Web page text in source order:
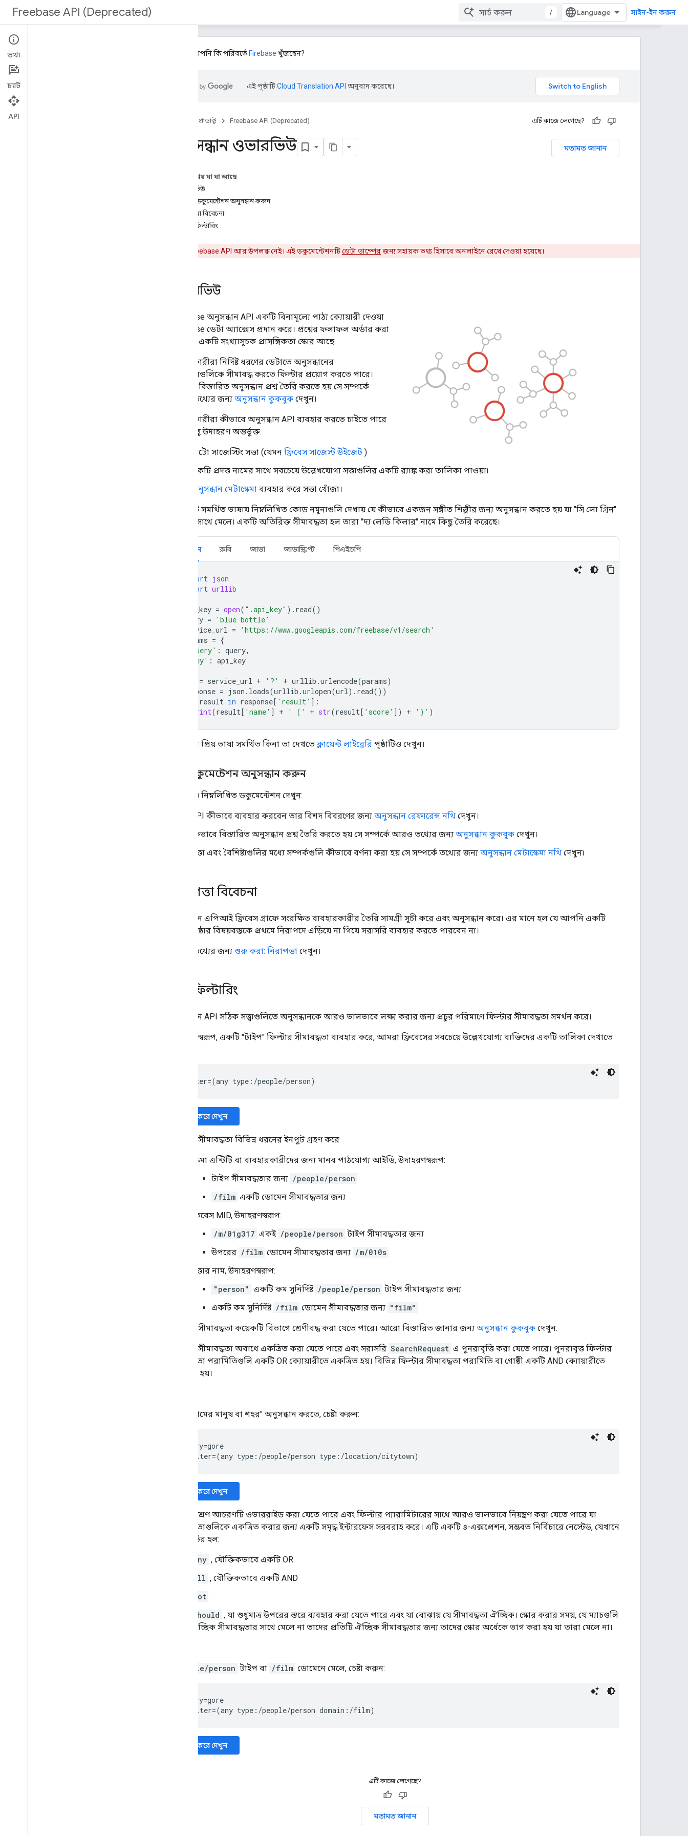
Freebase API (Deprecated) / সাইন-ইন করুন
অনুসন্ধান করুন
অনুসন্ধান ওভারভিউ
এই যে! আপনি কি পরিবর্তে Firebase খুঁজছেন?
এই পৃষ্ঠাটিCloud Translation API অনুবাদ করেছে।
প্রোডাক্ট Freebase API (Deprecated) এটি কাজে লেগেছে?
মতামত জানান
অনুসন্ধান ওভারভিউ
এই পৃষ্ঠায় যা যা আছে
ওভারভিউ
API ডকুমেন্টেশন অনুসন্ধান করুন
নিরাপত্তা বিবেচনা
উন্নত ফিল্টারিং
Freebase API আর উপলব্ধ নেই। এই ডকুমেন্টেশনটিডেটা ডাম্পেরজন্য সহায়ক তথ্য হিসাবে অনলাইনে রেখে দেওয়া হয়েছে।
ওভারভিউ
Freebase অনুসন্ধান API একটি বিনামূল্যে পাঠ্য ক্যোয়ারী দেওয়া
Freebase ডেটা অ্যাক্সেস প্রদান করে। প্রশ্নের ফলাফল অর্ডার করা
হয় এবং একটি সংখ্যাসূচক প্রাসঙ্গিকতা স্কোর আছে.
বিকাশকারীরা নির্দিষ্ট ধরণের ডেটাতে অনুসন্ধানের
ফলাফলগুলিকে সীমাবদ্ধ করতে ফিল্টার প্রয়োগ করতে পারে।
কিভাবে বিস্তারিত অনুসন্ধান প্রশ্ন তৈরি করতে হয় সে সম্পর্কে
আরও তথ্যের জন্য অনুসন্ধান কুকবুক দেখুন।
বিকাশকারীরা কীভাবে অনুসন্ধান API ব্যবহার করতে চাইতে পারে
তার কিছু উদাহরণ অন্তর্ভুক্ত:
অটো সাজেস্টিং সত্তা (যেমন ফ্রিবেস সাজেস্ট উইজেট )
একটি প্রদত্ত নামের সাথে সবচেয়ে উল্লেখযোগ্য সত্তাগুলির একটি র‌্যাঙ্ক করা তালিকা পাওয়া৷
অনুসন্ধান মেটাস্কেমা ব্যবহার করে সত্তা খোঁজা।
কয়েকটি সমর্থিত ভাষায় নিম্নলিখিত কোড নমুনাগুলি দেখায় যে কীভাবে একজন সঙ্গীত শিল্পীর জন্য অনুসন্ধান করতে হয় যা "সি লো গ্রিন"
পাঠ্যের সাথে মেলে। একটি অতিরিক্ত সীমাবদ্ধতা হল তারা "দ্য লেডি কিলার" নামে কিছু তৈরি করেছে।
পাইথন রুবি জাভা জাভাস্ক্রিপ্ট পিএইচপি
import json
import urllib
api_key = open( ".api_key" ) . read()
query =
'blue bottle'
service_url =
'https://www.googleapis.com/freebase/v1/search'
params = {
'query' : query,
'key' : api_key
= service_url + '?' + urllib .urlencode(params)
response = json . loads(urllib .urlopen(url) . read())
result in response[ 'result' ]:
print(result[ 'name' ] + ' (' + str(result[ 'score' ]) + ')' )
আপনার প্রিয় ভাষা সমর্থিত কিনা তা দেখতেক্লায়েন্ট লাইব্রেরি পৃষ্ঠাটিও দেখুন।
API ডকুমেন্টেশন অনুসন্ধান করুন
এছাড়াও নিম্নলিখিত ডকুমেন্টেশন দেখুন:
API কীভাবে ব্যবহার করবেন তার বিশদ বিবরণের জন্য অনুসন্ধান রেফারেন্স নথি দেখুন।
কিভাবে বিস্তারিত অনুসন্ধান প্রশ্ন তৈরি করতে হয় সে সম্পর্কে আরও তথ্যের জন্য অনুসন্ধান কুকবুক দেখুন।
সত্তা এবং বৈশিষ্ট্যগুলির মধ্যে সম্পর্কগুলি কীভাবে বর্ণনা করা হয় সে সম্পর্কে তথ্যের জন্য অনুসন্ধান মেটাস্কেমা নথি দেখুন৷
নিরাপত্তা বিবেচনা
অনুসন্ধান এপিআই ফ্রিবেস গ্রাফে সংরক্ষিত ব্যবহারকারীর তৈরি সামগ্রী সূচী করে এবং অনুসন্ধান করে। এর মানে হল যে আপনি একটি
ওয়েব পৃষ্ঠার বিষয়বস্তুকে প্রথমে নিরাপদে এড়িয়ে না গিয়ে সরাসরি ব্যবহার করতে পারবেন না।
আরও তথ্যের জন্য শুরু করা: নিরাপত্তা দেখুন।
উন্নত ফিল্টারিং
অনুসন্ধান API সঠিক সত্ত্বাগুলিতে অনুসন্ধানকে আরও ভালভাবে লক্ষ্য করার জন্য প্রচুর পরিমাণে ফিল্টার সীমাবদ্ধতা সমর্থন করে।
উদাহরণস্বরূপ, একটি "টাইপ" ফিল্টার সীমাবদ্ধতা ব্যবহার করে, আমরা ফ্রিবেসের সবচেয়ে উল্লেখযোগ্য ব্যক্তিদের একটি তালিকা দেখাতে
filter=(any type:/people/person)
চেষ্টা করে দেখুন
ফিল্টার সীমাবদ্ধতা বিভিন্ন ধরনের ইনপুট গ্রহণ করে:
স্কিমা এন্টিটি বা ব্যবহারকারীদের জন্য মানব পাঠযোগ্য আইডি, উদাহরণস্বরূপ:
টাইপ সীমাবদ্ধতার জন্য /people/person
/film একটি ডোমেন সীমাবদ্ধতার জন্য
ফ্রিবেস MID, উদাহরণস্বরূপ:
/m/01g317 একই /people/person টাইপ সীমাবদ্ধতার জন্য
উপরের /film ডোমেন সীমাবদ্ধতার জন্য /m/010s
সত্তার নাম, উদাহরণস্বরূপ:
"person" একটি কম সুনির্দিষ্ট /people/person টাইপ সীমাবদ্ধতার জন্য
একটি কম সুনির্দিষ্ট /film ডোমেন সীমাবদ্ধতার জন্য "film"
ফিল্টার সীমাবদ্ধতা কয়েকটি বিভাগে শ্রেণীবদ্ধ করা যেতে পারে। আরো বিস্তারিত জানার জন্য অনুসন্ধান কুকবুক দেখুন.
ফিল্টার সীমাবদ্ধতা অবাধে একত্রিত করা যেতে পারে এবং সরাসরি SearchRequest এ পুনরাবৃত্তি করা যেতে পারে। পুনরাবৃত্ত ফিল্টার
সীমাবদ্ধতা পরামিতিগুলি একটি OR ক্যোয়ারীতে একত্রিত হয়। বিভিন্ন ফিল্টার সীমাবদ্ধতা পরামিতি বা গোষ্ঠী একটি AND ক্যোয়ারীতে
একত্রিত হয়।
নামের মানুষ বা শহর" অনুসন্ধান করতে, চেষ্টা করুন:
query=gore
&filter=(any type:/people/person type:/location/citytown)
চেষ্টা করে দেখুন
এই সংমিশ্রণ আচরণটি ওভাররাইড করা যেতে পারে এবং ফিল্টার প্যারামিটারের সাথে আরও ভালভাবে নিয়ন্ত্রণ করা যেতে পারে যা
সীমাবদ্ধতাগুলিকে একত্রিত করার জন্য একটি সমৃদ্ধ ইন্টারফেস সরবরাহ করে। এটি একটি s-এক্সপ্রেশন, সম্ভবত নির্বিচারে নেস্টেড, যেখানে
অপারেটর হল:
any , যৌক্তিকভাবে একটি OR
all , যৌক্তিকভাবে একটি AND
not
should , যা শুধুমাত্র উপরের স্তরে ব্যবহার করা যেতে পারে এবং যা বোঝায় যে সীমাবদ্ধতা ঐচ্ছিক। স্কোর করার সময়, যে ম্যাচগুলি
ঐচ্ছিক সীমাবদ্ধতার সাথে মেলে না তাদের প্রতিটি ঐচ্ছিক সীমাবদ্ধতার জন্য তাদের স্কোর অর্ধেকে ভাগ করা হয় যা তারা মেলে না।
/people/person টাইপ বা /film ডোমেনে মেলে, চেষ্টা করুন:
query=gore
&filter=(any type:/people/person domain:/film)
চেষ্টা করে দেখুন
এটি কাজে লেগেছে?
মতামত জানান
তথ্য
চ্যাট
API